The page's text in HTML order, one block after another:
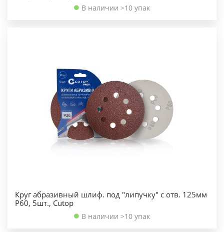
В наличии >10 упак
Круг абразивный шлиф. под "липучку" с отв. 125мм
Р60, 5шт., Cutop
В наличии >10 упак